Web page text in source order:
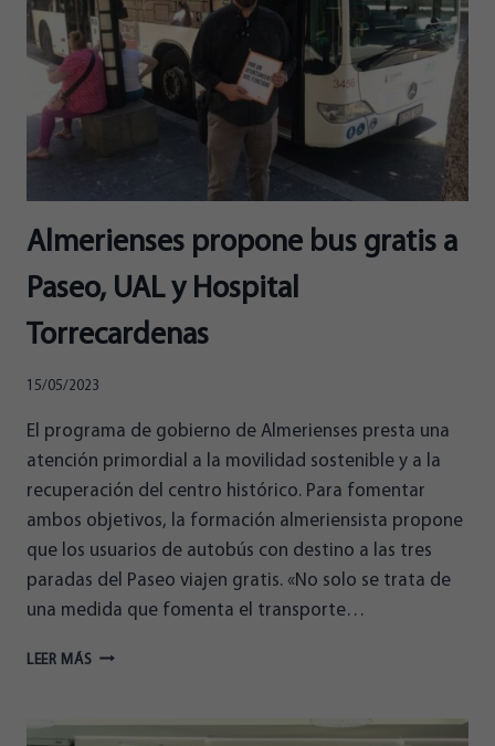
ALMERÍA,
EN
EL
CHESTER
Almerienses propone bus gratis a
Paseo, UAL y Hospital
Torrecardenas
15/05/2023
El programa de gobierno de Almerienses presta una
atención primordial a la movilidad sostenible y a la
recuperación del centro histórico. Para fomentar
ambos objetivos, la formación almeriensista propone
que los usuarios de autobús con destino a las tres
paradas del Paseo viajen gratis. «No solo se trata de
una medida que fomenta el transporte…
LEER MÁS ALMERIENSES
GRATIS